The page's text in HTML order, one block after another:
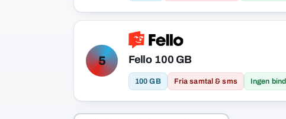
5 Fello 100 GB
100 GB Fria samtal & sms Ingen